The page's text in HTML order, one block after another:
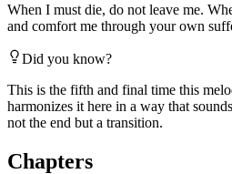
When I must die, do not leave me.
and comfort me through your own
Did you know?
This is the fifth and final time this
harmonizes it here in a way that
not the end but a transition.
Chapters